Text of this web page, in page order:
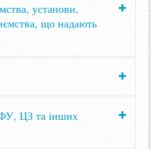
установи,
що надають
ЦЗ та інших